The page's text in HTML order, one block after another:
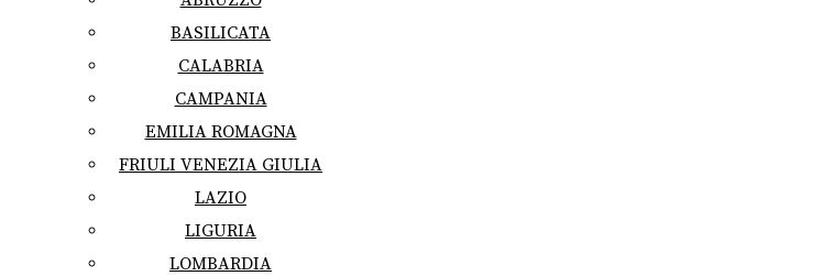
BASILICATA
CALABRIA
CAMPANIA
EMILIA ROMAGNA
FRIULI VENEZIA GIULIA
LAZIO
LIGURIA
LOMBARDIA